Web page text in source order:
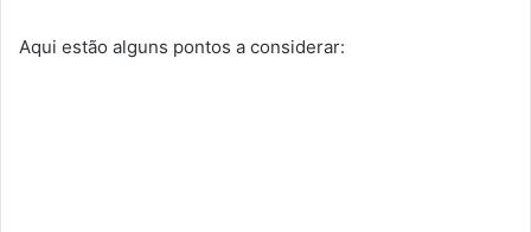
Aqui estão alguns pontos a considerar: